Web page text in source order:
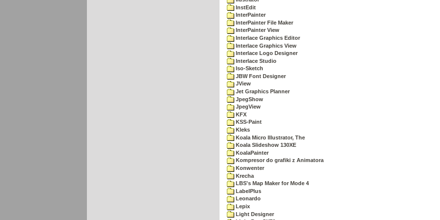
InstEdit
InterPainter
InterPainter File Maker
InterPainter View
Interlace Graphics Editor
Interlace Graphics View
Interlace Logo Designer
Interlace Studio
Iso-Sketch
JBW Font Designer
JView
Jet Graphics Planner
JpegShow
JpegView
KFX
KSS-Paint
Kleks
Koala Micro Illustrator, The
Koala Slideshow 130XE
KoalaPainter
Kompresor do grafiki z Animatora
Konwenter
Krecha
LBS's Map Maker for Mode 4
LabelPlus
Leonardo
Lepix
Light Designer